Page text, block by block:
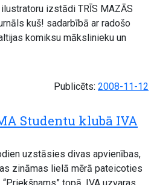
izstādi TRĪS MAZĀS
kuš! sadarbībā ar radošo
komiksu mākslinieku un
Publicēts: 2008-11-12
Studentu klubā IVA
uzstāsies divas apvienības,
zināmas lielā mērā pateicoties